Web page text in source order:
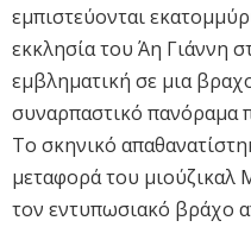
εμπιστεύονται
εκκλησία του Άη Γιάννη
εμβληματική σε μια
συναρπαστικό πανόραμα
Το σκηνικό
μεταφορά του μιούζικαλ
τον εντυπωσιακό βράχο